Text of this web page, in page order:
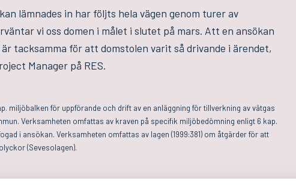
lämnades in har följts hela vägen genom turer av
vi oss domen i målet i slutet på mars. Att en ansökan
tacksamma för att domstolen varit så drivande i ärendet,
Manager på RES.
miljöbalken för uppförande och drift av en anläggning för tillverkning av vätgas
Verksamheten omfattas av kraven på specifik miljöbedömning enligt 6 kap.
i ansökan. Verksamheten omfattas av lagen (1999:381) om åtgärder för att
(Sevesolagen).